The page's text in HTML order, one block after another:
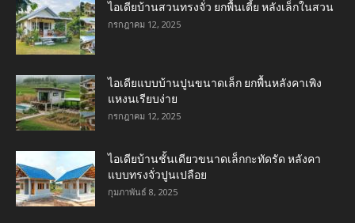
ไอเดียบ้านสวนทรงจั่ว ยกพื้นเตี้ย หลังเล็กในสวน
กรกฎาคม 12, 2025
ไอเดียแบบบ้านปูนขนาดเล็ก ยกพื้นหลังคาเพิง
แหงนเรียบง่าย
กรกฎาคม 12, 2025
ไอเดียบ้านชั้นเดียวขนาดเล็กกะทัดรัด หลังคา
แบบทรงจั่วปูนเปลือย
กุมภาพันธ์ 8, 2025